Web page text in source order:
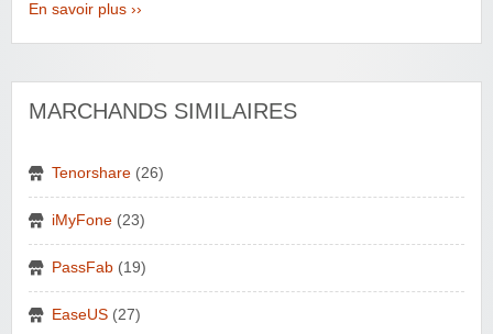
En savoir plus ››
MARCHANDS SIMILAIRES
Tenorshare (26)
iMyFone (23)
PassFab (19)
EaseUS (27)